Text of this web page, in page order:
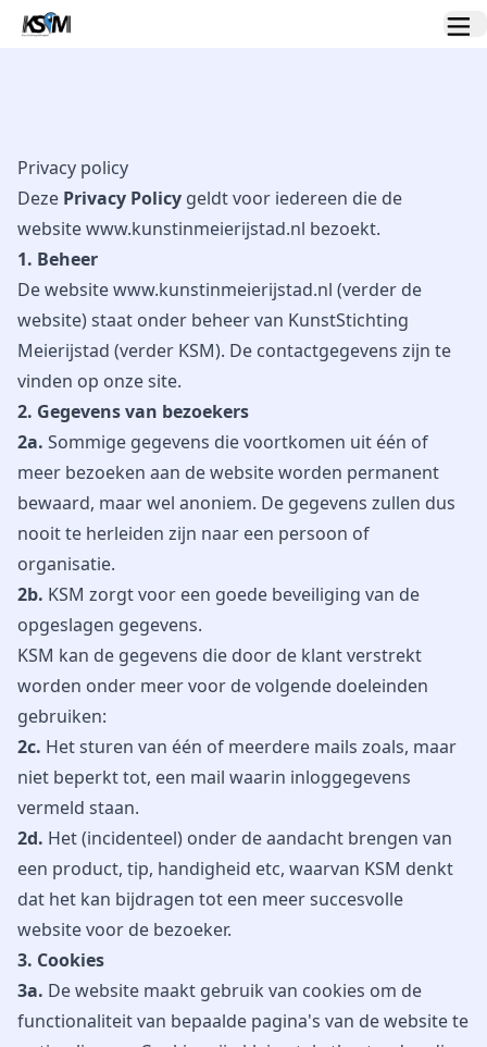
Privacy policy
Deze Privacy Policy geldt voor iedereen die de
website www.kunstinmeierijstad.nl bezoekt.
1. Beheer
De website www.kunstinmeierijstad.nl (verder de
website) staat onder beheer van KunstStichting
Meierijstad (verder KSM). De contactgegevens zijn te
vinden op onze site.
2. Gegevens van bezoekers
2a. Sommige gegevens die voortkomen uit één of
meer bezoeken aan de website worden permanent
bewaard, maar wel anoniem. De gegevens zullen dus
nooit te herleiden zijn naar een persoon of
organisatie.
2b. KSM zorgt voor een goede beveiliging van de
opgeslagen gegevens.
KSM kan de gegevens die door de klant verstrekt
worden onder meer voor de volgende doeleinden
gebruiken:
2c. Het sturen van één of meerdere mails zoals, maar
niet beperkt tot, een mail waarin inloggegevens
vermeld staan.
2d. Het (incidenteel) onder de aandacht brengen van
een product, tip, handigheid etc, waarvan KSM denkt
dat het kan bijdragen tot een meer succesvolle
website voor de bezoeker.
3. Cookies
3a. De website maakt gebruik van cookies om de
functionaliteit van bepaalde pagina's van de website te